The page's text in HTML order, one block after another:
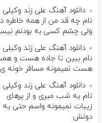
دانلود آهنگ علی زند وکیلی
نام چه قد من از همه خاطره
ولی چشم كسی به بودنم
دانلود آهنگ علی زند وکیلی
نام ببین تا جاده هست و
هست نمیمونه مسافر خونه
دانلود آهنگ علی زند وکیلی
نام یه شب میرى و از پرهای
زيبات نمیمونه واسم حتی یه
دونش